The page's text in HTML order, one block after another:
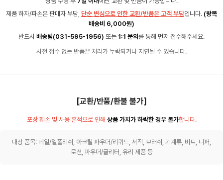
제품 하자/파손은 판매자 부담, 단순 변심으로 인한 교환/반품은 고객 부담입니다. (왕복
배송비 6,000원)
반드시 배송팀(031-595-1956) 또는 1:1 문의 를 통해 먼저 접수해주세요.
사전 접수 없는 반품은 처리가 누락되거나 지연될 수 있습니다.
[교환/반품/환불 불가]
포장 훼손 및 사용 흔적으로 인해 상품 가치가 하락한 경우 불가합니다.
대상 품목: 네일/젤폴리쉬, 아크릴 파우더/리퀴드, 서적, 브러쉬, 기계류, 비트, 니퍼,
로션, 파우더/글리터, 유리 제품 등